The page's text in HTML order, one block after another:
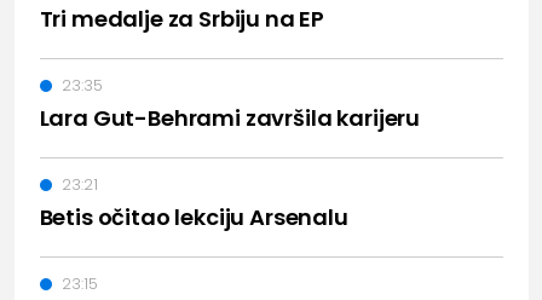
Tri medalje za Srbiju na EP
Lara Gut-Behrami završila karijeru
23:35
Betis očitao lekciju Arsenalu
23:21
23:15